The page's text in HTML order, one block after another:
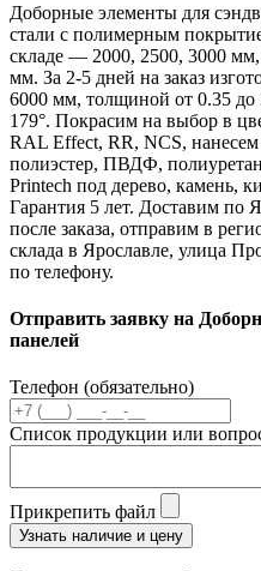
Доборные элементы для
стали с полимерным
складе — 2000, 2500, 3000
мм. За 2-5 дней на заказ
6000 мм, толщиной от 0.35 до
179°. Покрасим на выбор в
RAL Effect, RR, NCS,
полиэстер, ПВДФ,
Printech под дерево, камень,
Гарантия 5 лет. Доставим по
после заказа, отправим в
склада в Ярославле, улица
по телефону.
Отправить заявку на
панелей
Телефон (обязательно)
Список продукции или
Прикрепить файл
Узнать наличие и цену